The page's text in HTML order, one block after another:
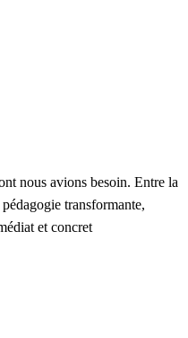
nous avions besoin. Entre la
transformante,
et concret